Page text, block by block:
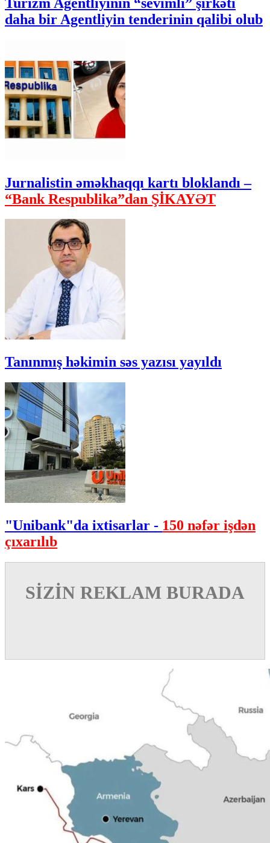
daha bir Agentliyin tenderinin qalibi olub
Jurnalistin əməkhaqqı kartı bloklandı –
“Bank Respublika”dan ŞİKAYƏT
Tanınmış həkimin səs yazısı yayıldı
"Unibank"da ixtisarlar - 150 nəfər işdən
çıxarılıb
SİZİN REKLAM BURADA